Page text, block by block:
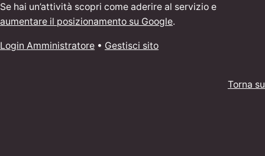
Se hai un’attività scopri come aderire al servizio e
aumentare il posizionamento su Google.
Login Amministratore • Gestisci sito
Torna su